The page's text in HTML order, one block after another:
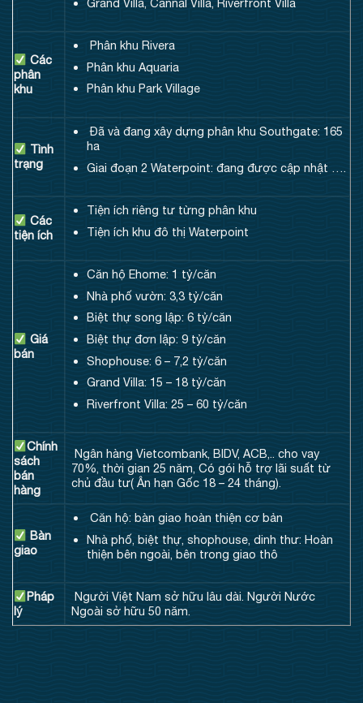
Các
phân
khu
Phân khu Rivera
Phân khu Aquaria
Phân khu Park Village
Tình
trạng
Đã và đang xây dựng phân khu Southgate: 165
ha
Giai đoạn 2 Waterpoint: đang được cập nhật ….
Các
tiện ích
Tiện ích riêng tư từng phân khu
Tiện ích khu đô thị Waterpoint
Giá
bán
Căn hộ Ehome: 1 tỷ/căn
Nhà phố vườn: 3,3 tỷ/căn
Biệt thự song lập: 6 tỷ/căn
Biệt thự đơn lập: 9 tỷ/căn
Shophouse: 6 – 7,2 tỷ/căn
Grand Villa: 15 – 18 tỷ/căn
Riverfront Villa: 25 – 60 tỷ/căn
Chính
sách
bán
hàng
Ngân hàng Vietcombank, BIDV, ACB,.. cho vay
70%, thời gian 25 năm, Có gói hỗ trợ lãi suất từ
chủ đầu tư( Ân hạn Gốc 18 – 24 tháng).
Bàn
giao
Căn hộ: bàn giao hoàn thiện cơ bản
Nhà phố, biệt thự, shophouse, dinh thư: Hoàn
thiện bên ngoài, bên trong giao thô
Pháp
lý
Người Việt Nam sở hữu lâu dài. Người Nước
Ngoài sở hữu 50 năm.